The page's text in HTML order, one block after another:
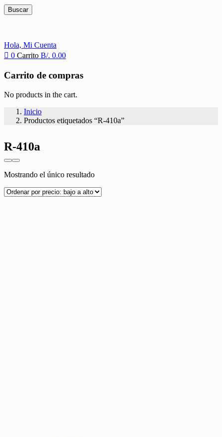
Buscar
Hola, Mi Cuenta
0 Carrito B/. 0.00
Carrito de compras
No products in the cart.
Inicio
Productos etiquetados “R-410a”
R-410a
Mostrando el único resultado